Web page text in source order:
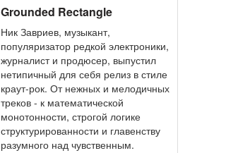
Grounded Rectangle
Ник Завриев, музыкант,
популяризатор редкой электроники,
журналист и продюсер, выпустил
нетипичный для себя релиз в стиле
краут-рок. От нежных и мелодичных
треков - к математической
монотонности, строгой логике
структурированности и главенству
разумного над чувственным.